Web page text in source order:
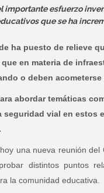
importante esfuerzo
que se ha
ha puesto de relieve
en materia de
o deben
abordar temáticas
vial en estos
una nueva reunión del
distintos puntos
la comunidad educativa.